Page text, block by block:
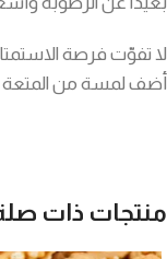
لا تفوّت فرصة
أضف لمسة من المتعة
منتجات ذات